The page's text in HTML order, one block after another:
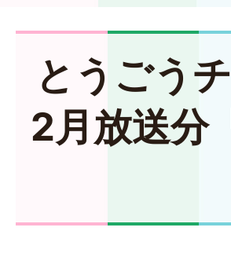
とうごう
2月放送分